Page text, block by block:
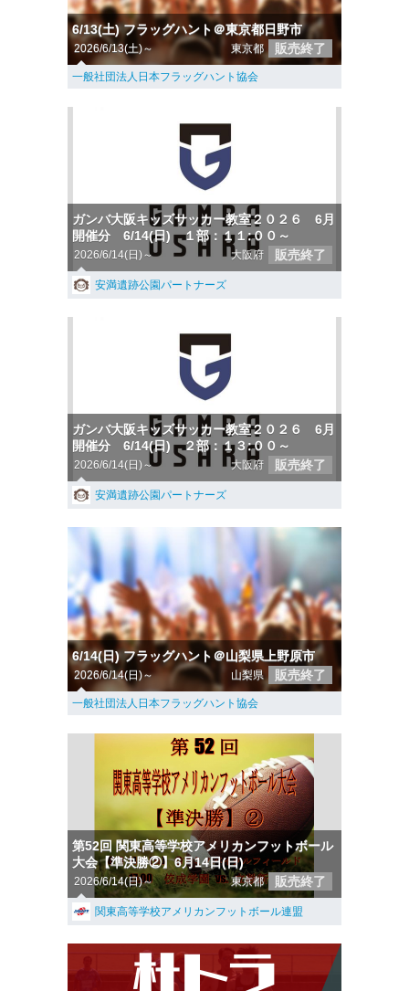
6/13(土) フラッグハント＠東京都日野市
2026/6/13(土)～ 東京都 販売終了
一般社団法人日本フラッグハント協会
ガンバ大阪キッズサッカー教室２０２６ 6月
開催分 6/14(日) １部：１１:００～
2026/6/14(日)～ 大阪府 販売終了
安満遺跡公園パートナーズ
ガンバ大阪キッズサッカー教室２０２６ 6月
開催分 6/14(日) ２部：１３:００～
2026/6/14(日)～ 大阪府 販売終了
安満遺跡公園パートナーズ
6/14(日) フラッグハント＠山梨県上野原市
2026/6/14(日)～ 山梨県 販売終了
一般社団法人日本フラッグハント協会
第52回 関東高等学校アメリカンフットボール
大会【準決勝②】6月14日(日)
2026/6/14(日)～ 東京都 販売終了
関東高等学校アメリカンフットボール連盟